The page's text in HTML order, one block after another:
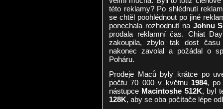
této reklamy? Po shlédnutí
se chtěl poohlédnout po jiné
ponechala rozhodnutí na Johnu
prodala reklamní čas. Chiat
zakoupila, zbylo tak dost
nakonec zavolal a požádal o
Poháru.
Prodeje Maců byly krátce po
počtu 70 000 v květnu 1984, po
nástupce Macintoshe 512K, byl
128K, aby se oba počítače lépe